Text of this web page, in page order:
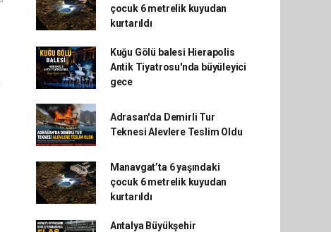
çocuk 6 metrelik kuyudan
kurtarıldı
Kuğu Gölü balesi Hierapolis
Antik Tiyatrosu'nda büyüleyici
gece
Adrasan'da Demirli Tur
Teknesi Alevlere Teslim Oldu
Manavgat’ta 6 yaşındaki
çocuk 6 metrelik kuyudan
kurtarıldı
Antalya Büyükşehir